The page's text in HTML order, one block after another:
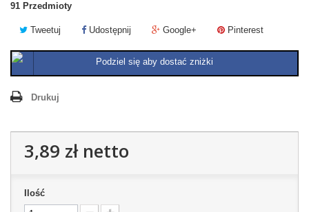
91 Przedmioty
Tweetuj Udostępnij Google+ Pinterest
Podziel się aby dostać zniżki
Drukuj
3,89 złnetto
Ilość